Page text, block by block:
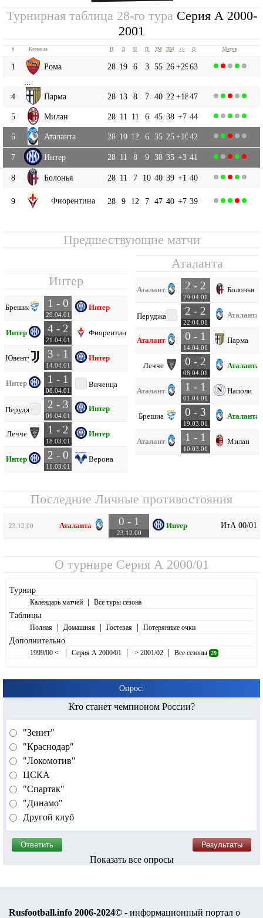
Турнирная таблица 28-го тура Серия А 2000-
2001
# Команда И В Н П ЗМ ПМ +|- О Матчи
1 Рома 28 19 6 3 55 26+2963
4
Парма 28 13 8 7 40 22 +1847
5 Милан 28 11 11 6 45 38 +7 44
6 Аталанта 28 10 12 6 35 25+1042
7 Интер 28 11 8 9 38 35 +3 41
8 Болонья 28 11 7 10 40 39 +1 40
9 Фиорентина 28 9 12 7 47 40 +7 39
Предшествующие матчи
Интер
Брешиа 1 - 0
29.04.01
Интер
Интер 4 - 2
21.04.01
Фиорентина
Ювентус 3 - 1
14.04.01
Интер
Интер 1 - 1
08.04.01
Виченца
Перуджа 2 - 3
01.04.01
Интер
Лечче 1 - 2
18.03.01
Интер
Интер 2 - 0
11.03.01
Верона
Аталанта
Аталанта 2 - 2
29.04.01
Болонья
Перуджа 2 - 2
22.04.01
Аталанта
Аталанта 0 - 1
14.04.01
Парма
Лечче 0 - 2
08.04.01
Аталанта
Аталанта 1 - 1
01.04.01
Наполи
Брешиа 0 - 3
19.03.01
Аталанта
Аталанта 1 - 1
10.03.01
Милан
Последние Личные противостояния
23.12.00 Аталанта 0 - 1
23.12.00
Интер ИтА 00/01
О турнире Серия А 2000/01
Турнир
Календарь матчей | Все туры сезона
Таблицы
Полная | Домашняя | Гостевая | Потерянные очки
Дополнительно
1999/00 < | Серия А 2000/01 | > 2001/02 | Все сезоны 29
Опрос:
Кто станет чемпионом России?
"Зенит"
"Краснодар"
"Локомотив"
ЦСКА
"Спартак"
"Динамо"
Другой клуб
Показать все опросы
Rusfootball.info 2006-2024© - информационный портал о